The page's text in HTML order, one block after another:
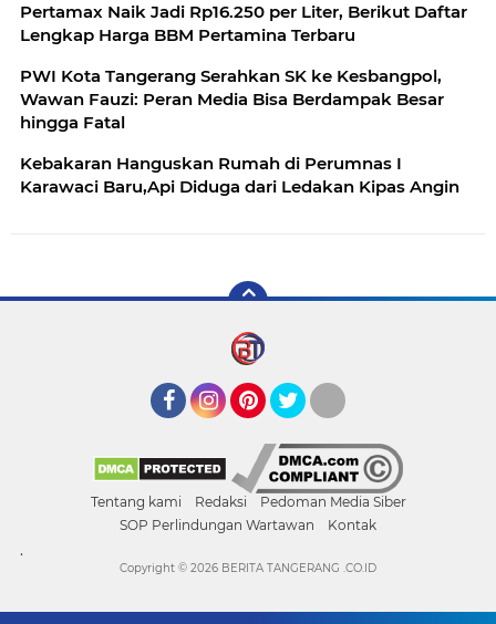
Pertamax Naik Jadi Rp16.250 per Liter, Berikut Daftar
Lengkap Harga BBM Pertamina Terbaru
PWI Kota Tangerang Serahkan SK ke Kesbangpol,
Wawan Fauzi: Peran Media Bisa Berdampak Besar
hingga Fatal
Kebakaran Hanguskan Rumah di Perumnas I
Karawaci Baru,Api Diduga dari Ledakan Kipas Angin
Tentang kami Redaksi
Pedoman Media Siber
SOP Perlindungan Wartawan
Kontak
.
Copyright © 2026 BERITA TANGERANG .CO.ID